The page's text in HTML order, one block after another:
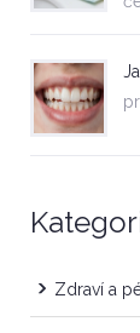
Zdraví a